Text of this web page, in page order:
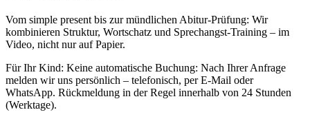
Vom simple present bis zur mündlichen Abitur-Prüfung: Wir
kombinieren Struktur, Wortschatz und Sprechangst-Training – im
Video, nicht nur auf Papier.
Für Ihr Kind: Keine automatische Buchung: Nach Ihrer Anfrage
melden wir uns persönlich – telefonisch, per E-Mail oder
WhatsApp. Rückmeldung in der Regel innerhalb von 24 Stunden
(Werktage).